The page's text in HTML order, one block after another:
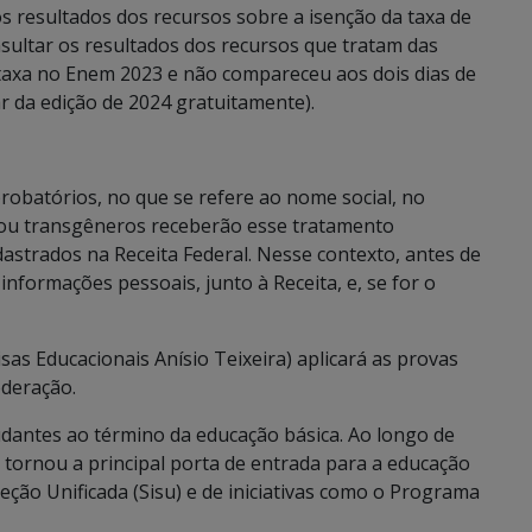
resultados dos recursos sobre a isenção da taxa de
os resultados dos recursos que tratam das
no Enem 2023 e não compareceu aos dois dias de
edição de 2024 gratuitamente).
no que se refere ao nome social, no
transgêneros receberão esse tratamento
na Receita Federal. Nesse contexto, antes de
pessoais, junto à Receita, e, se for o
Educacionais Anísio Teixeira) aplicará as provas
ao término da educação básica. Ao longo de
tornou a principal porta de entrada para a educação
Unificada (Sisu) e de iniciativas como o Programa